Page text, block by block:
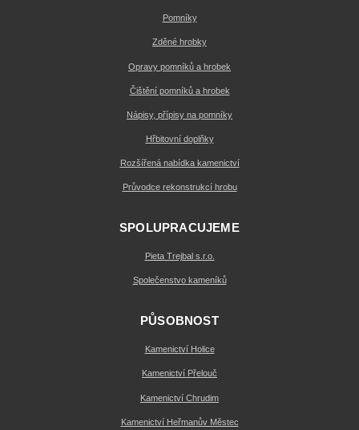
Pomníky
Zděné hrobky
Opravy pomníků a hrobek
Čištění pomníků a hrobek
Nápisy, přípisy na pomníky
Hřbitovní doplňky
Rozšířená nabídka kamenictví
Průvodce rekonstrukcí hrobu
SPOLUPRACUJEME
Pieta Trejbal s.r.o.
Společenstvo kameníků
PŮSOBNOST
Kamenictví Holice
Kamenictví Přelouč
Kamenictví Chrudim
Kamenictví Heřmanův Městec